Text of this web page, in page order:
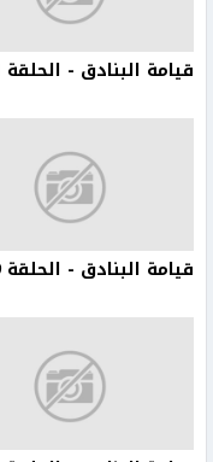
قيامة البنادق - الحلقة 21
قيامة البنادق - الحلقة 19